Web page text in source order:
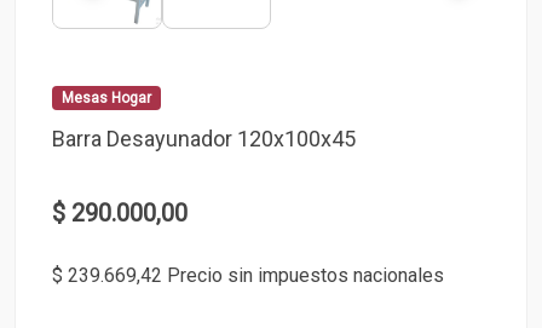
Mesas Hogar
Barra Desayunador 120x100x45
$ 290.000,00
$ 239.669,42 Precio sin impuestos nacionales